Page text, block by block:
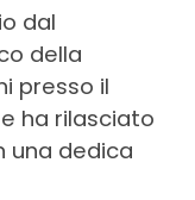
dal
della
presso il
ha rilasciato
una dedica